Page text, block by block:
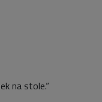
na stole.“